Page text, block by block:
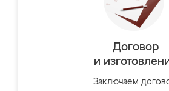
Договор
и
Заключаем